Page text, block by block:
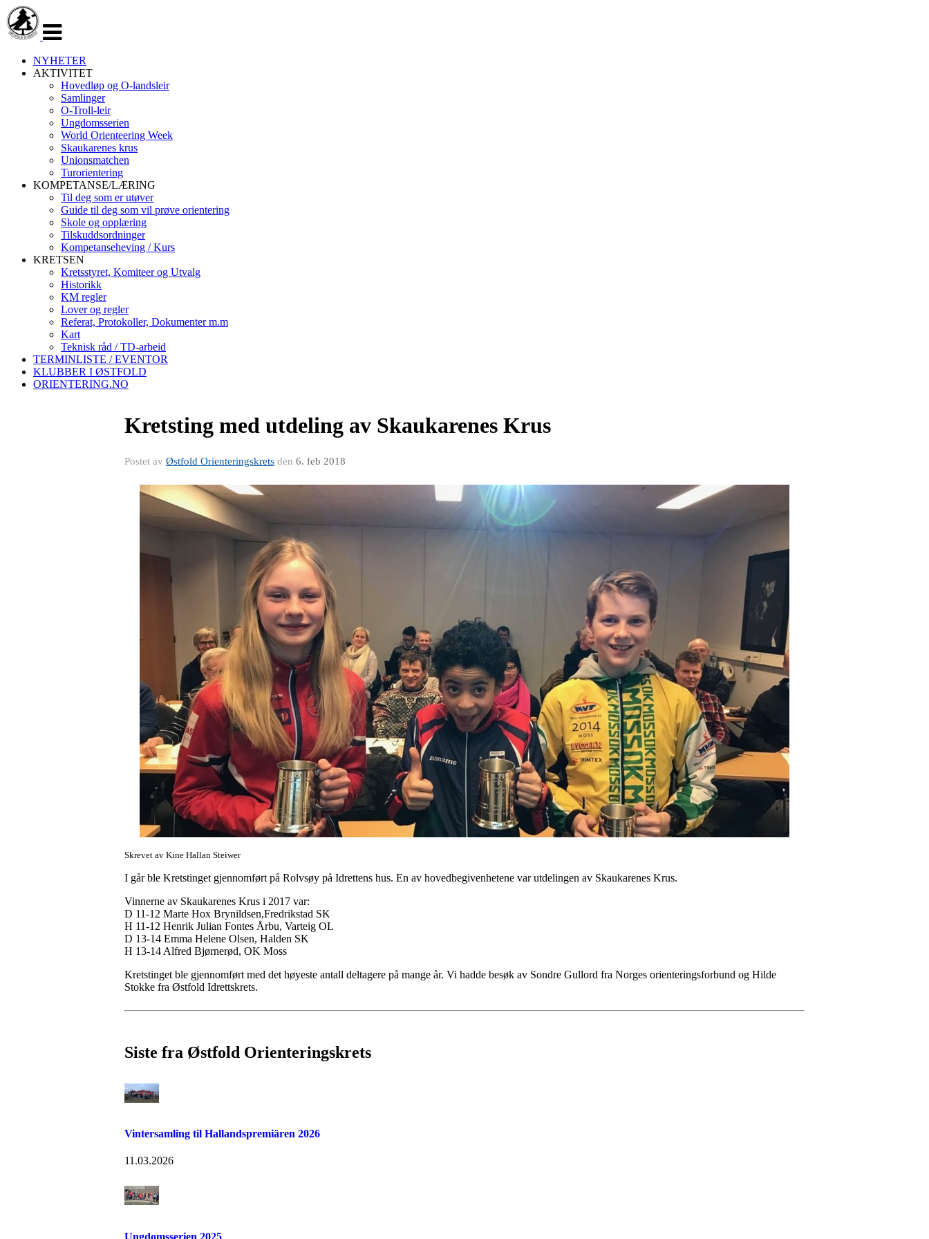
navigasjon
NYHETER
AKTIVITET
Hovedløp og O-landsleir
Samlinger
O-Troll-leir
Ungdomsserien
World Orienteering Week
Skaukarenes krus
Unionsmatchen
Turorientering
KOMPETANSE/LÆRING
Til deg som er utøver
Guide til deg som vil prøve orientering
Skole og opplæring
Tilskuddsordninger
Kompetanseheving / Kurs
KRETSEN
Kretsstyret, Komiteer og Utvalg
Historikk
KM regler
Lover og regler
Referat, Protokoller, Dokumenter m.m
Kart
Teknisk råd / TD-arbeid
TERMINLISTE / EVENTOR
KLUBBER I ØSTFOLD
ORIENTERING.NO
Kretsting med utdeling av Skaukarenes Krus
Postet av Østfold Orienteringskrets den 6. feb 2018
Skrevet av Kine Hallan Steiwer
I går ble Kretstinget gjennomført på Rolvsøy på Idrettens hus. En av hovedbegivenhetene var utdelingen av Skaukarenes Krus.
Vinnerne av Skaukarenes Krus i 2017 var:
D 11-12 Marte Hox Brynildsen,Fredrikstad SK
H 11-12 Henrik Julian Fontes Årbu, Varteig OL
D 13-14 Emma Helene Olsen, Halden SK
H 13-14 Alfred Bjørnerød, OK Moss
Kretstinget ble gjennomført med det høyeste antall deltagere på mange år. Vi hadde besøk av Sondre Gullord fra Norges orienteringsforbund og Hilde
Stokke fra Østfold Idrettskrets.
Siste fra Østfold Orienteringskrets
Vintersamling til Hallandspremiären 2026
11.03.2026
Ungdomsserien 2025